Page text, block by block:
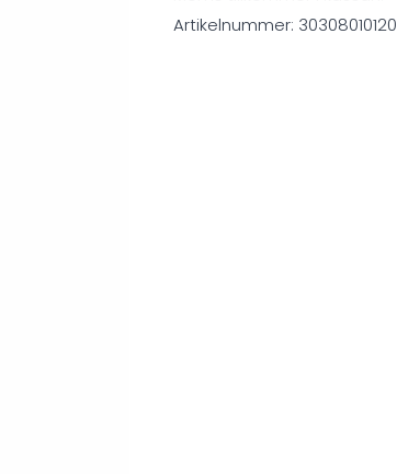
Artikelnummer: